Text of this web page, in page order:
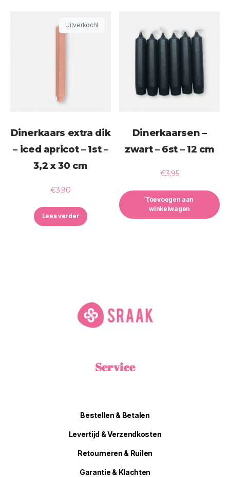
Uitverkocht
Dinerkaars extra dik
– iced apricot – 1st –
3,2 x 30 cm
€3,90
Lees verder
Dinerkaarsen –
zwart – 6st – 12 cm
€3,95
Toevoegen aan
winkelwagen
Service
Bestellen & Betalen
Levertijd & Verzendkosten
Retourneren & Ruilen
Garantie & Klachten